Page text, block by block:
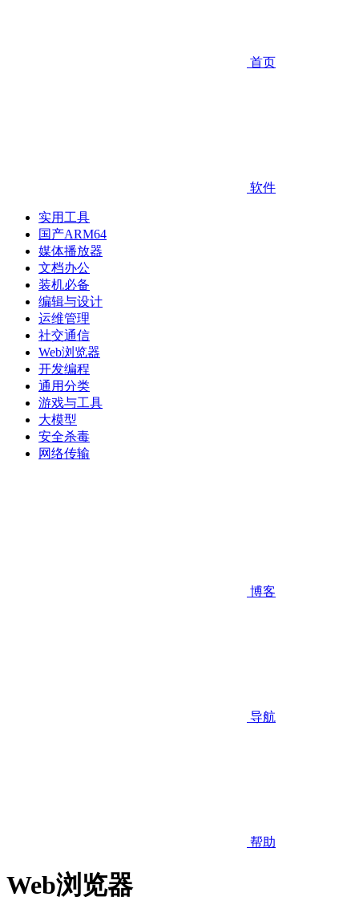
首页
软件
实用工具
国产ARM64
媒体播放器
文档办公
装机必备
编辑与设计
运维管理
社交通信
Web浏览器
开发编程
通用分类
游戏与工具
大模型
安全杀毒
网络传输
博客
导航
帮助
Web浏览器